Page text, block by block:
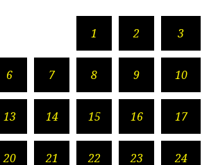
1 2 3
6 7 8 9 10
13 14 15 16 17
20 21 22 23 24